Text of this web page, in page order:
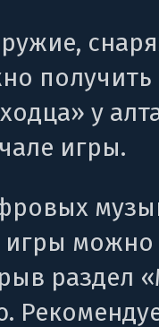
у
игры.
игры можно
раздел